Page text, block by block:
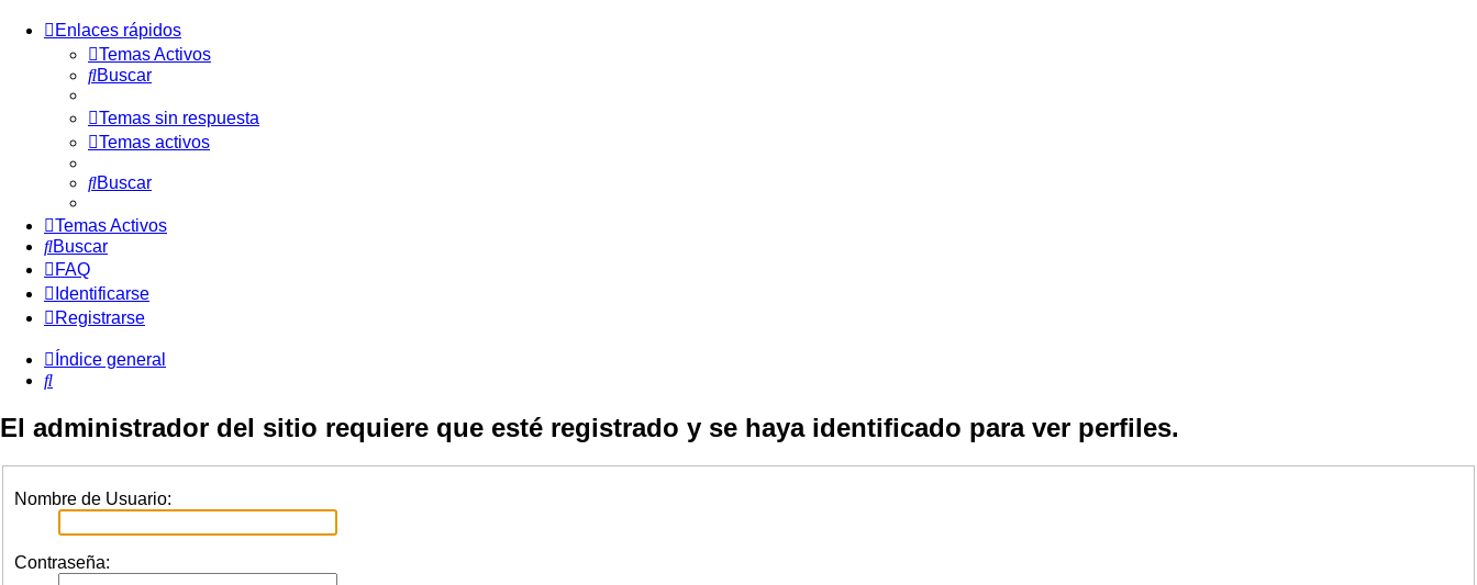
Enlaces rápidos
Temas Activos
Buscar
Temas sin respuesta
Temas activos
Buscar
Temas Activos
Buscar
FAQ
Identificarse
Registrarse
Índice general
Buscar
El administrador del sitio requiere que esté registrado y se haya identificado para ver perfiles.
Nombre de Usuario:
Contraseña: